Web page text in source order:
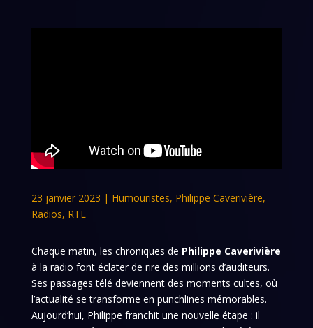
23 janvier 2023 | Humouristes, Philippe Caverivière,
Radios, RTL
Chaque matin, les chroniques de Philippe Caverivière
à la radio font éclater de rire des millions d’auditeurs.
Ses passages télé deviennent des moments cultes, où
l’actualité se transforme en punchlines mémorables.
Aujourd’hui, Philippe franchit une nouvelle étape : il